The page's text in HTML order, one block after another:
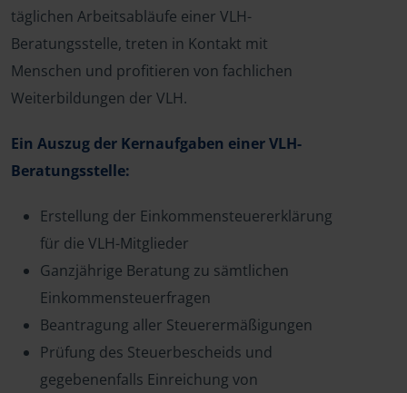
täglichen Arbeitsabläufe einer VLH-
Beratungsstelle, treten in Kontakt mit
Menschen und profitieren von fachlichen
Weiterbildungen der VLH.
Ein Auszug der Kernaufgaben einer VLH-
Beratungsstelle:
Erstellung der Einkommensteuererklärung
für die VLH-Mitglieder
Ganzjährige Beratung zu sämtlichen
Einkommensteuerfragen
Beantragung aller Steuerermäßigungen
Prüfung des Steuerbescheids und
gegebenenfalls Einreichung von